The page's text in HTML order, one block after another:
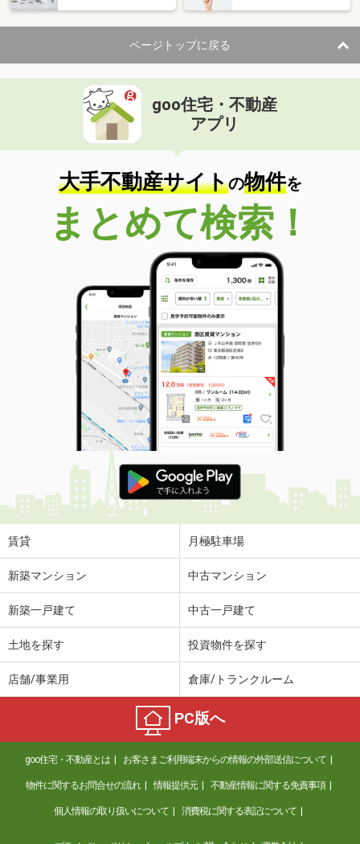
ページトップに戻る
goo住宅・不動産
アプリ
大手不動産サイトの物件を
まとめて検索！
賃貸 月極駐車場
新築マンション 中古マンション
新築一戸建て 中古一戸建て
土地を探す 投資物件を探す
店舗/事業用 倉庫/トランクルーム
PC版へ
goo住宅・不動産とは お客さまご利用端末からの情報の外部送信について
物件に関するお問合せの流れ 情報提供元 不動産情報に関する免責事項
個人情報の取り扱いについて 消費税に関する表記について